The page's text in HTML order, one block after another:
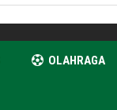
OLAHRAGA